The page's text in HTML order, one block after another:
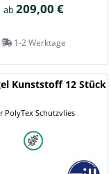
ab209,00 €
1-2 Werktage
Kunststoff 12 Stück
PolyTex Schutzvlies